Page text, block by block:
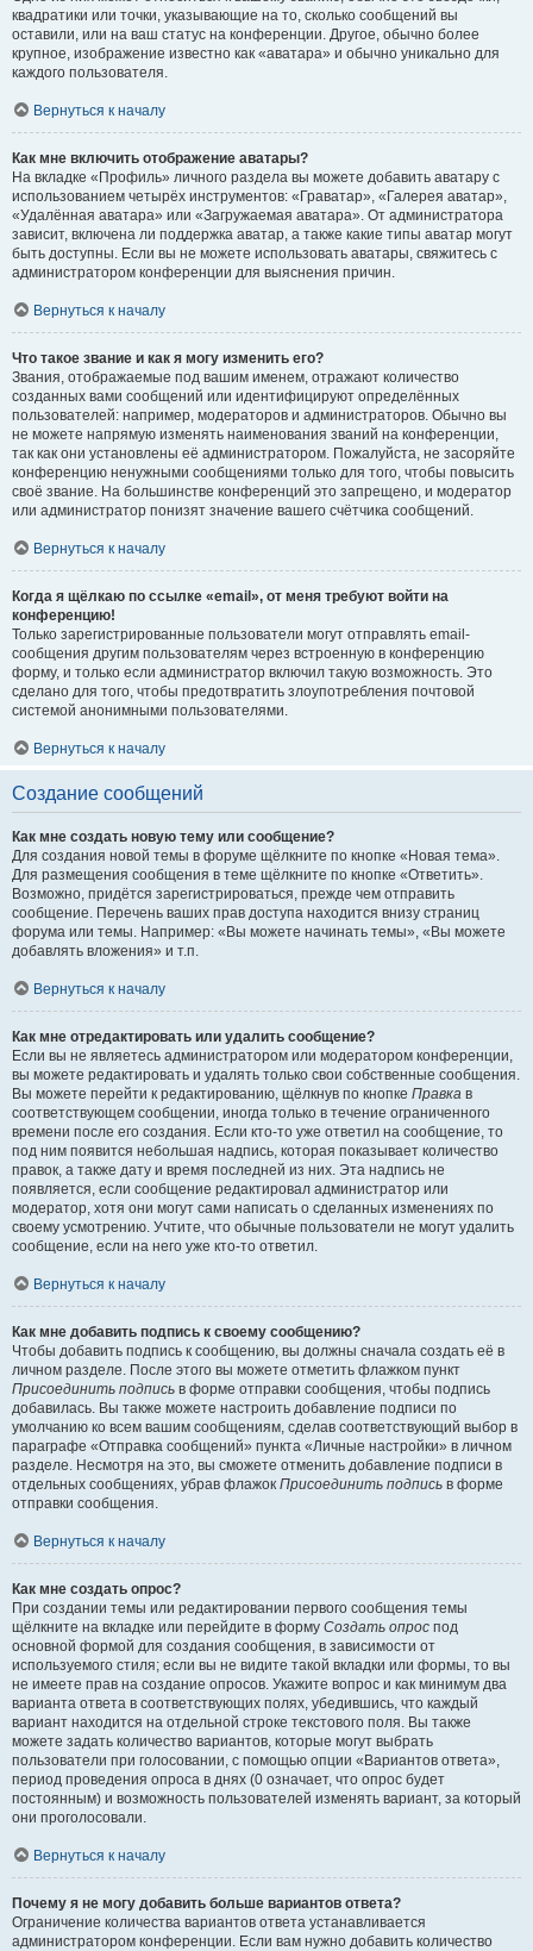
квадратики или точки, указывающие на то, сколько сообщений вы
оставили, или на ваш статус на конференции. Другое, обычно более
крупное, изображение известно как «аватара» и обычно уникально для
каждого пользователя.
Вернуться к началу
Как мне включить отображение аватары?
На вкладке «Профиль» личного раздела вы можете добавить аватару с
использованием четырёх инструментов: «Граватар», «Галерея аватар»,
«Удалённая аватара» или «Загружаемая аватара». От администратора
зависит, включена ли поддержка аватар, а также какие типы аватар могут
быть доступны. Если вы не можете использовать аватары, свяжитесь с
администратором конференции для выяснения причин.
Вернуться к началу
Что такое звание и как я могу изменить его?
Звания, отображаемые под вашим именем, отражают количество
созданных вами сообщений или идентифицируют определённых
пользователей: например, модераторов и администраторов. Обычно вы
не можете напрямую изменять наименования званий на конференции,
так как они установлены её администратором. Пожалуйста, не засоряйте
конференцию ненужными сообщениями только для того, чтобы повысить
своё звание. На большинстве конференций это запрещено, и модератор
или администратор понизят значение вашего счётчика сообщений.
Вернуться к началу
Когда я щёлкаю по ссылке «email», от меня требуют войти на
конференцию!
Только зарегистрированные пользователи могут отправлять email-
сообщения другим пользователям через встроенную в конференцию
форму, и только если администратор включил такую возможность. Это
сделано для того, чтобы предотвратить злоупотребления почтовой
системой анонимными пользователями.
Вернуться к началу
Создание сообщений
Как мне создать новую тему или сообщение?
Для создания новой темы в форуме щёлкните по кнопке «Новая тема».
Для размещения сообщения в теме щёлкните по кнопке «Ответить».
Возможно, придётся зарегистрироваться, прежде чем отправить
сообщение. Перечень ваших прав доступа находится внизу страниц
форума или темы. Например: «Вы можете начинать темы», «Вы можете
добавлять вложения» и т.п.
Вернуться к началу
Как мне отредактировать или удалить сообщение?
Если вы не являетесь администратором или модератором конференции,
вы можете редактировать и удалять только свои собственные сообщения.
Вы можете перейти к редактированию, щёлкнув по кнопке Правка в
соответствующем сообщении, иногда только в течение ограниченного
времени после его создания. Если кто-то уже ответил на сообщение, то
под ним появится небольшая надпись, которая показывает количество
правок, а также дату и время последней из них. Эта надпись не
появляется, если сообщение редактировал администратор или
модератор, хотя они могут сами написать о сделанных изменениях по
своему усмотрению. Учтите, что обычные пользователи не могут удалить
сообщение, если на него уже кто-то ответил.
Вернуться к началу
Как мне добавить подпись к своему сообщению?
Чтобы добавить подпись к сообщению, вы должны сначала создать её в
личном разделе. После этого вы можете отметить флажком пункт
Присоединить подпись в форме отправки сообщения, чтобы подпись
добавилась. Вы также можете настроить добавление подписи по
умолчанию ко всем вашим сообщениям, сделав соответствующий выбор в
параграфе «Отправка сообщений» пункта «Личные настройки» в личном
разделе. Несмотря на это, вы сможете отменить добавление подписи в
отдельных сообщениях, убрав флажок Присоединить подпись в форме
отправки сообщения.
Вернуться к началу
Как мне создать опрос?
При создании темы или редактировании первого сообщения темы
щёлкните на вкладке или перейдите в форму Создать опрос под
основной формой для создания сообщения, в зависимости от
используемого стиля; если вы не видите такой вкладки или формы, то вы
не имеете прав на создание опросов. Укажите вопрос и как минимум два
варианта ответа в соответствующих полях, убедившись, что каждый
вариант находится на отдельной строке текстового поля. Вы также
можете задать количество вариантов, которые могут выбрать
пользователи при голосовании, с помощью опции «Вариантов ответа»,
период проведения опроса в днях (0 означает, что опрос будет
постоянным) и возможность пользователей изменять вариант, за который
они проголосовали.
Вернуться к началу
Почему я не могу добавить больше вариантов ответа?
Ограничение количества вариантов ответа устанавливается
администратором конференции. Если вам нужно добавить количество